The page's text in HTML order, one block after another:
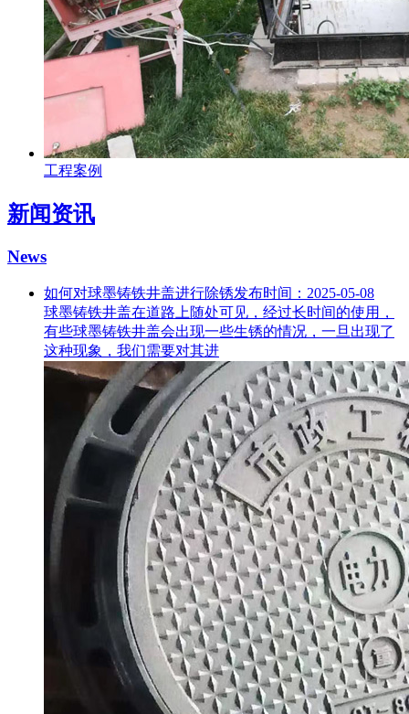
工程案例
新闻资讯
News
如何对球墨铸铁井盖进行除锈发布时间：2025-05-08
球墨铸铁井盖在道路上随处可见，经过长时间的使用，
有些球墨铸铁井盖会出现一些生锈的情况，一旦出现了
这种现象，我们需要对其进